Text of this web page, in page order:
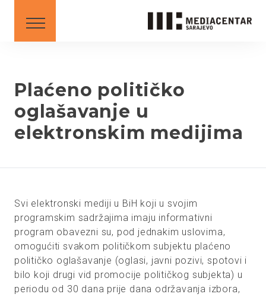
SAVJETI
DOWNLOAD
BS ME SR
Plaćeno političko
oglašavanje u
elektronskim medijima
Svi elektronski mediji u BiH koji u svojim
programskim sadržajima imaju informativni
program obavezni su, pod jednakim uslovima,
omogućiti svakom političkom subjektu plaćeno
političko oglašavanje (oglasi, javni pozivi, spotovi i
bilo koji drugi vid promocije političkog subjekta) u
periodu od 30 dana prije dana održavanja izbora,